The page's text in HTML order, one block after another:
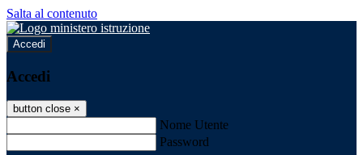
Salta al contenuto
Accedi
Accedi
button close ×
Nome Utente
Password